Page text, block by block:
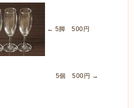
← 5脚 500円
円 →